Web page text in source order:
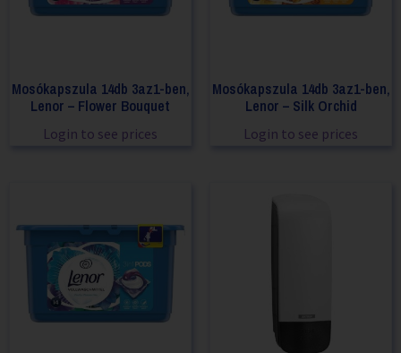
Mosókapszula 14db 3az1-ben,
Lenor – Flower Bouquet
Login to see prices
Mosókapszula 14db 3az1-ben,
Lenor – Silk Orchid
Login to see prices